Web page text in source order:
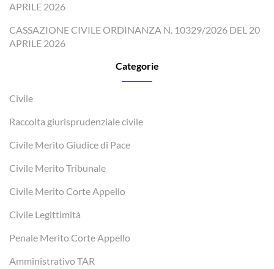
APRILE 2026
CASSAZIONE CIVILE ORDINANZA N. 10329/2026 DEL 20
APRILE 2026
Categorie
Civile
Raccolta giurisprudenziale civile
Civile Merito Giudice di Pace
Civile Merito Tribunale
Civile Merito Corte Appello
Civile Legittimità
Penale Merito Corte Appello
Amministrativo TAR